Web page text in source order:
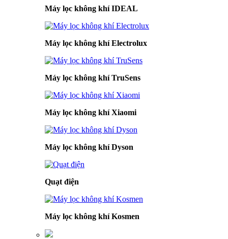
Máy lọc không khí IDEAL
Máy lọc không khí Electrolux
Máy lọc không khí TruSens
Máy lọc không khí Xiaomi
Máy lọc không khí Dyson
Quạt điện
Máy lọc không khí Kosmen